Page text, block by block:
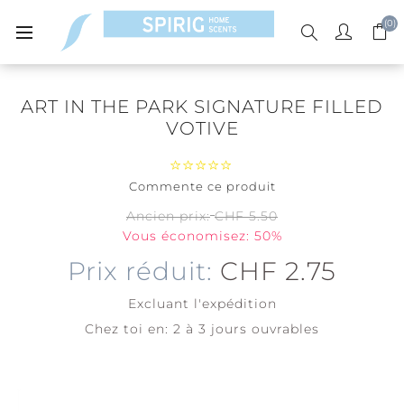
(0)
ART IN THE PARK SIGNATURE FILLED
VOTIVE
Commente ce produit
Ancien prix: CHF 5.50
Vous économisez: 50%
Prix réduit: CHF 2.75
Excluant l'expédition
Chez toi en: 2 à 3 jours ouvrables